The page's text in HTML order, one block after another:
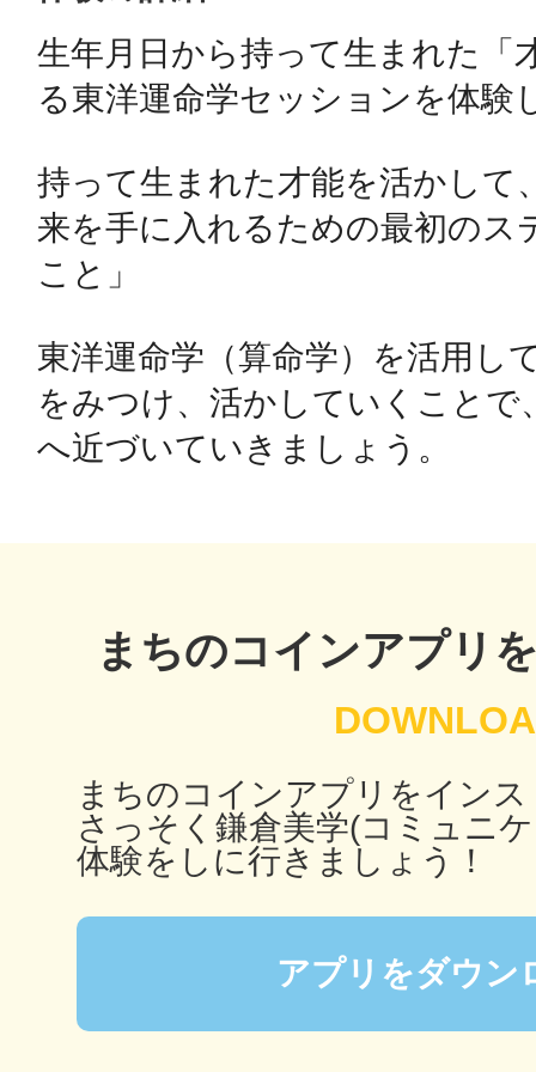
生年月日から持って生まれた「
る東洋運命学セッションを体験
持って生まれた才能を活かして
来を手に入れるための最初のス
こと」
東洋運命学（算命学）を活用し
をみつけ、活かしていくことで
へ近づいていきましょう。
まちのコインアプリ
まちのコインアプリをイン
さっそく鎌倉美学(コミュニ
体験をしに行きましょう！
アプリをダウン
鴻巣
池袋
生駒
日置
高知市
シモキ